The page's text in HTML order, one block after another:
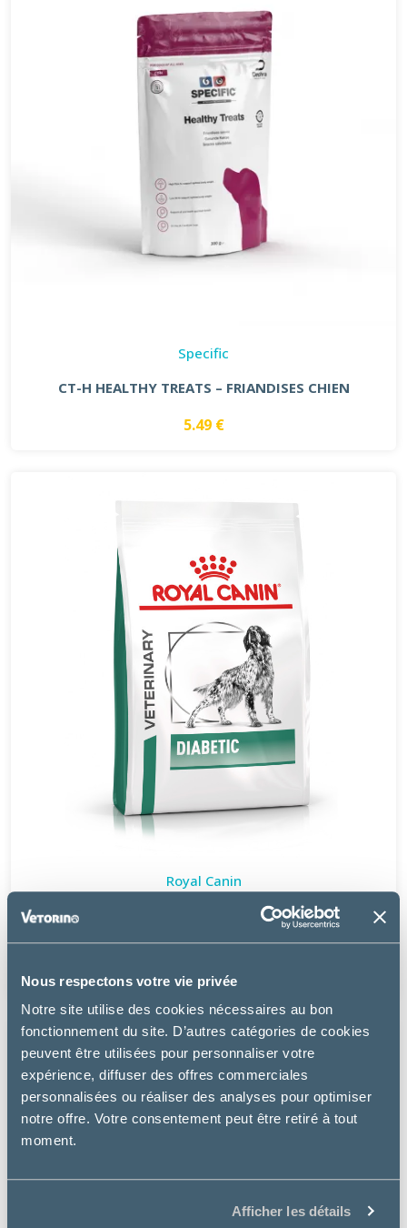
Nous respectons votre vie privée
Notre site utilise des cookies nécessaires au bon
fonctionnement du site. D’autres catégories de cookies
peuvent être utilisées pour personnaliser votre
expérience, diffuser des offres commerciales
personnalisées ou réaliser des analyses pour optimiser
notre offre. Votre consentement peut être retiré à tout
moment.
Afficher les détails
Specific
CT-H HEALTHY TREATS – FRIANDISES CHIEN
5.49 €
Royal Canin
20.99€